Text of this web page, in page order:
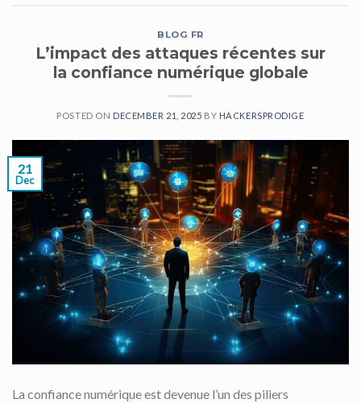
BLOG FR
L’impact des attaques récentes sur
la confiance numérique globale
POSTED ON DECEMBER 21, 2025 BY HACKERSPRODIGE
21
Dec
La confiance numérique est devenue l’un des piliers